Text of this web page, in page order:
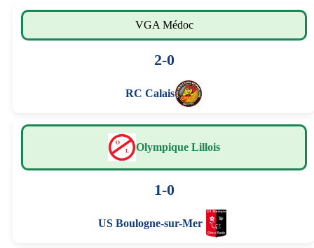
VGA Médoc
2-0
RC Calais
Olympique Lillois
1-0
US Boulogne-sur-Mer